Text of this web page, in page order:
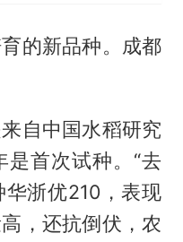
的新品种。成都
自中国水稻研究
首次试种。“去
浙优210，表现
，还抗倒伏，农